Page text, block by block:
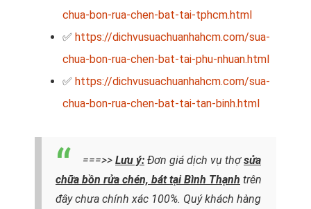
chua-bon-rua-chen-bat-tai-tphcm.html
✅ https://dichvusuachuanhahcm.com/sua-
chua-bon-rua-chen-bat-tai-phu-nhuan.html
✅ https://dichvusuachuanhahcm.com/sua-
chua-bon-rua-chen-bat-tai-tan-binh.html
===>> Lưu ý: Đơn giá dịch vụ thợsửa
chữa bồn rửa chén, bát tại Bình Thạnh trên
đây chưa chính xác 100%. Quý khách hàng